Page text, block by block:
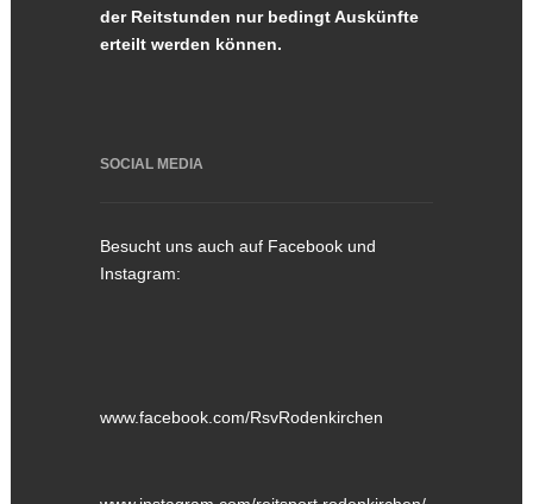
der Reitstunden nur bedingt Auskünfte
erteilt werden können.
SOCIAL MEDIA
Besucht uns auch auf Facebook und
Instagram:
www.facebook.com/RsvRodenkirchen